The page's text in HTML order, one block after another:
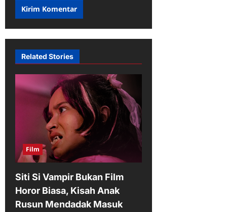
Related Stories
Film
Siti Si Vampir Bukan Film
Horor Biasa, Kisah Anak
Rusun Mendadak Masuk